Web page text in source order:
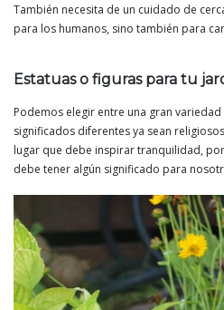
También necesita de un cuidado de
para los humanos, sino también para
Estatuas o figuras para tu
Podemos elegir entre una gran
significados diferentes ya sean
lugar que debe inspirar tranquilidad,
debe tener algún significado para